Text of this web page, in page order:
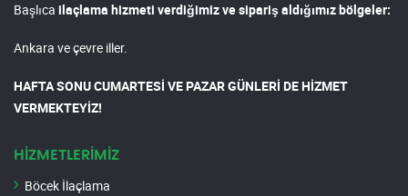
Başlıca ilaçlama hizmeti verdiğimiz ve sipariş aldığımız bölgeler:
Ankara ve çevre iller.
HAFTA SONU CUMARTESİ VE PAZAR GÜNLERİ DE HİZMET
VERMEKTEYİZ!
HİZMETLERİMİZ
Böcek İlaçlama